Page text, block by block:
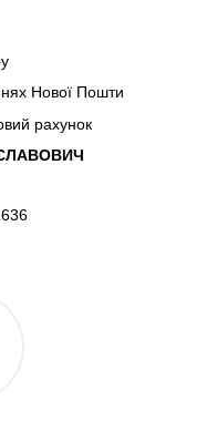
Нової Пошти
рахунок